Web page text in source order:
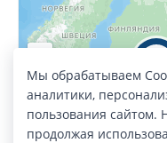
9
Мы обрабатываем
аналитики,
пользования сайтом.
продолжая